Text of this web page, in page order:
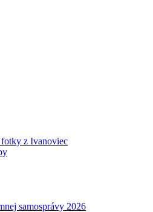
z Ivanoviec
samosprávy 2026